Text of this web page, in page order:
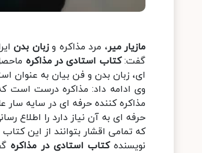
مازیار میر، مرد مذاکره وزبان بدن
گفت:کتاب استادی در مذاکره
ای، زبان بدن و فن بیان به عنوان
وی ادامه داد: مذاکره درست است
مذاکره کننده حرفه ای در سایه سار
حرفه ای به آن نیاز دارد را
که تمامی اقشار بتوانند از این کتاب
نویسندهکتاب استادی در مذاکره